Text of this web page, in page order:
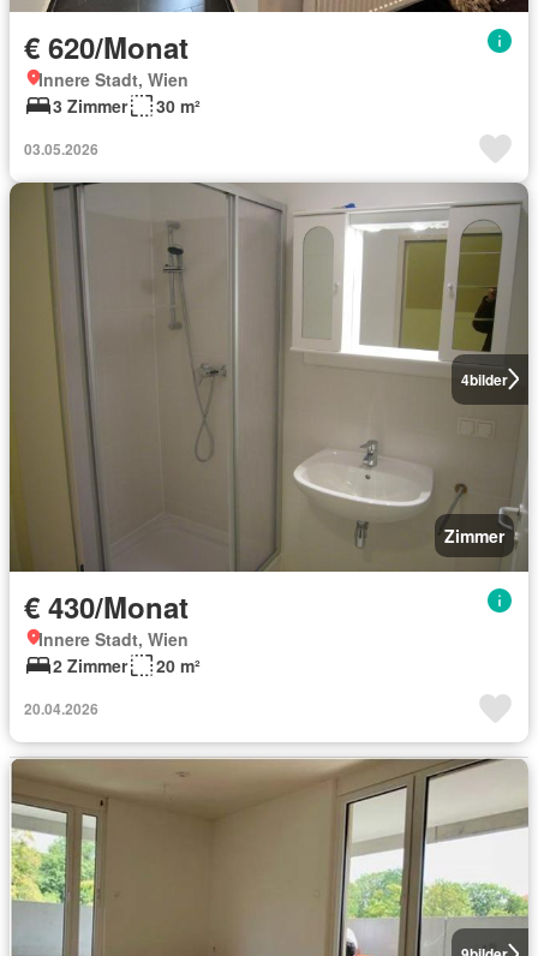
€ 620/Monat
Innere Stadt, Wien
3 Zimmer
30 m²
03.05.2026
4bilder
Zimmer
€ 430/Monat
Innere Stadt, Wien
2 Zimmer
20 m²
20.04.2026